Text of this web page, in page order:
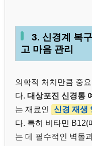
3. 신경계 복
고 마음 관리
의학적 처치만큼 중
다. 대상포진 신경통
는 재료인
신경 재생
다. 특히 비타민
는 데 필수적인 벽돌